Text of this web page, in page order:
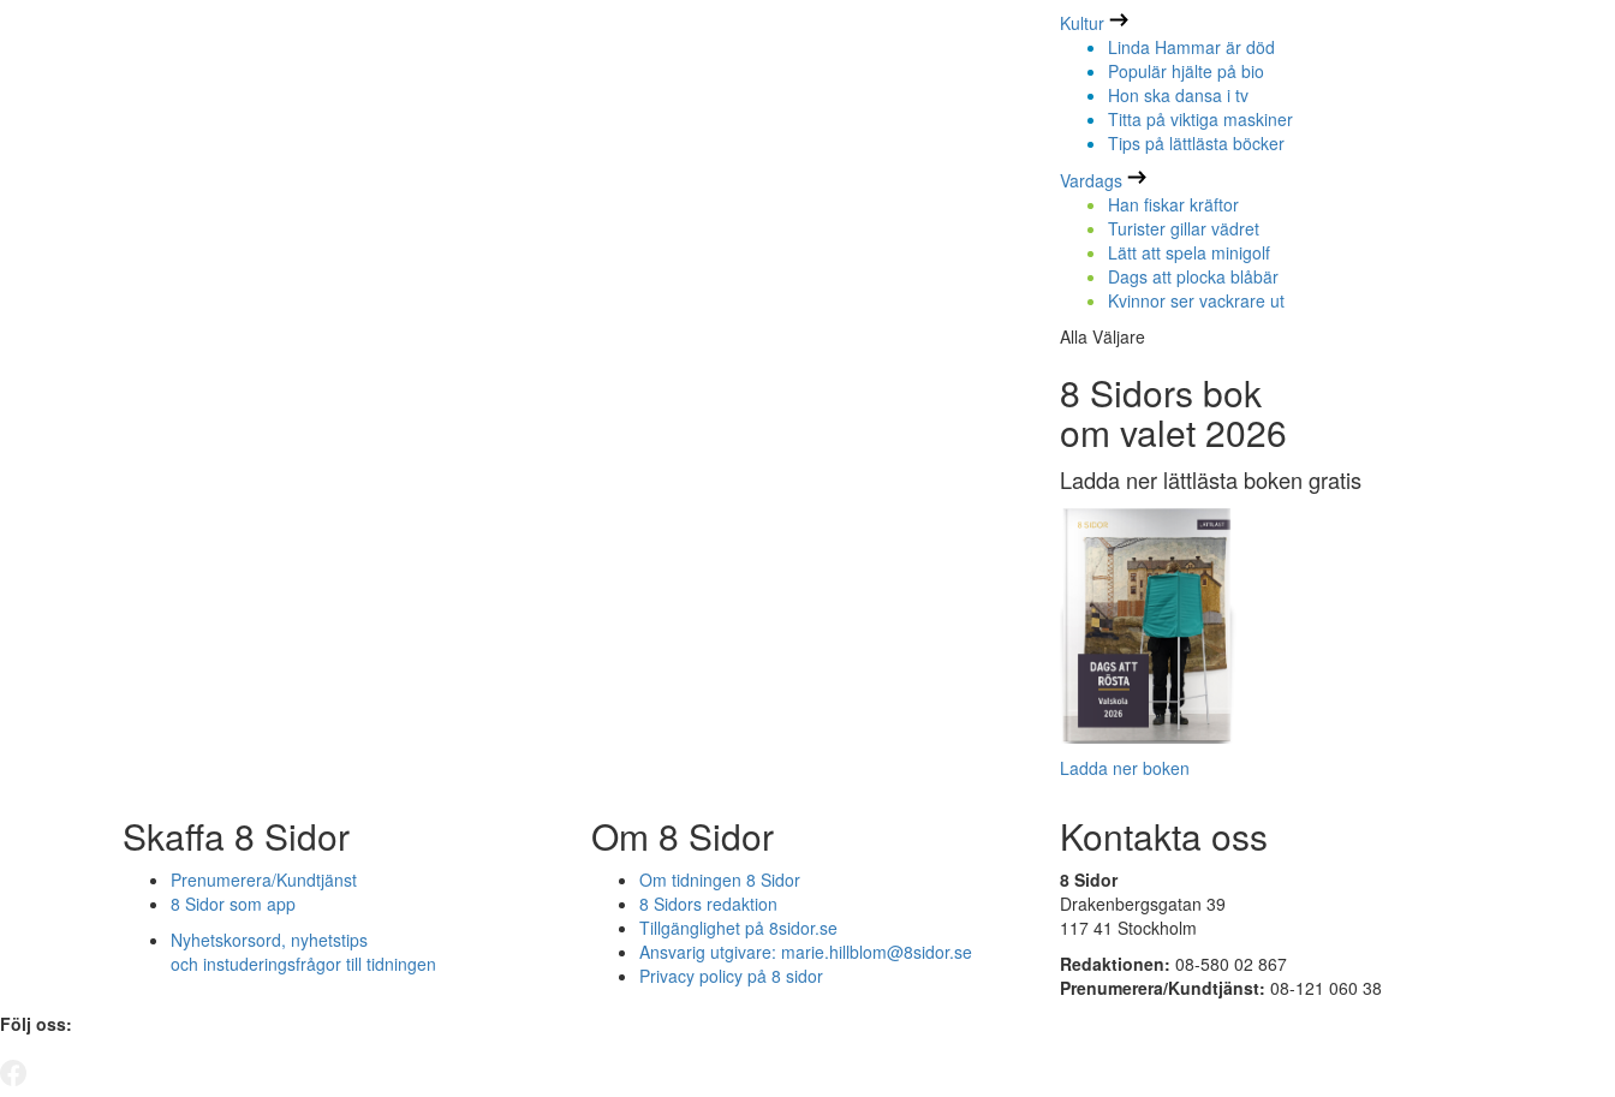
Kultur
Linda Hammar är död
Populär hjälte på bio
Hon ska dansa i tv
Titta på viktiga maskiner
Tips på lättlästa böcker
Vardags
Han fiskar kräftor
Turister gillar vädret
Lätt att spela minigolf
Dags att plocka blåbär
Kvinnor ser vackrare ut
Alla Väljare
8 Sidors bok
om valet 2026
Ladda ner lättlästa boken gratis
Ladda ner boken
Skaffa 8 Sidor
Prenumerera/Kundtjänst
8 Sidor som app
Nyhetskorsord, nyhetstips
och instuderingsfrågor till tidningen
Om 8 Sidor
Om tidningen 8 Sidor
8 Sidors redaktion
Tillgänglighet på 8sidor.se
Ansvarig utgivare: marie.hillblom@8sidor.se
Privacy policy på 8 sidor
Kontakta oss
8 Sidor
Drakenbergsgatan 39
117 41 Stockholm
Redaktionen: 08-580 02 867
Prenumerera/Kundtjänst: 08-121 060 38
Följ oss: